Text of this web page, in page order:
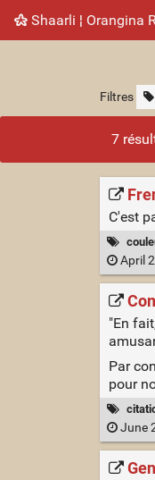
Shaarli ¦ Orangina
Filtres
7
C'est
April
"En
Par
pour
June